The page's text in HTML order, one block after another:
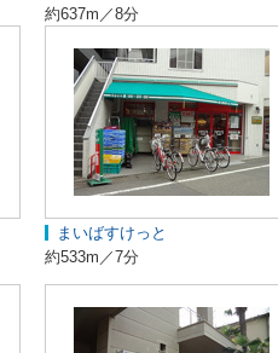
約637m／8分
まいばすけっと
約533m／7分